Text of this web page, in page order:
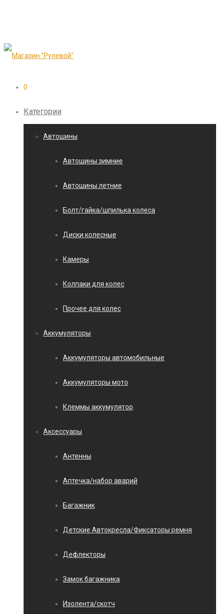
0
Категории
Автошины
Автошины зимние
Автошины летние
Болт/гайка/шпилька колеса
Диски колесные
Камеры
Колпаки для колес
Прочее для колес
Аккумуляторы
Аккумуляторы автомобильные
Аккумуляторы мото
Клеммы аккумулятор
Аксессуары
Антенны
Аптечка/набор аварий
Багажник
Детские Автокресла/Фиксаторы ремня
Дефлекторы
Замок багажника
Изолента/скотч